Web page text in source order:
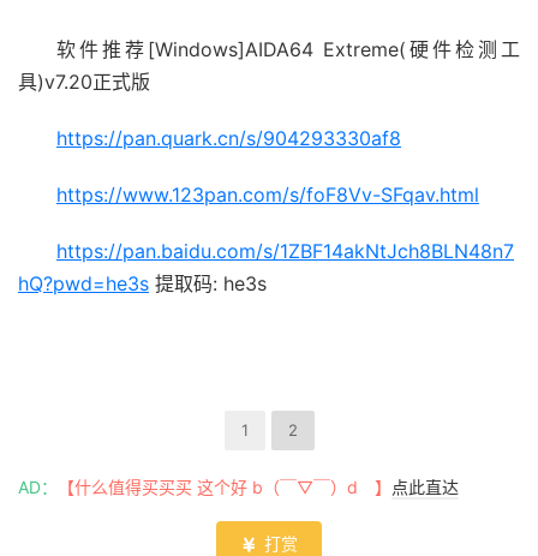
软件推荐[Windows]AIDA64 Extreme(硬件检测工
具)v7.20正式版
https://pan.quark.cn/s/904293330af8
https://www.123pan.com/s/foF8Vv-SFqav.html
https://pan.baidu.com/s/1ZBF14akNtJch8BLN48n7
hQ?pwd=he3s 提取码: he3s
1 2
AD： 【什么值得买买买 这个好 b（￣▽￣）d 】 点此直达
 打赏